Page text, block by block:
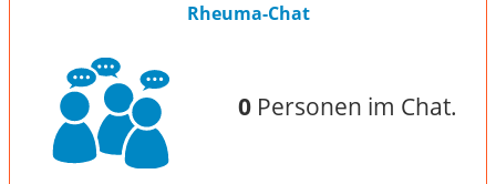
Rheuma-Chat
0Personen im Chat.